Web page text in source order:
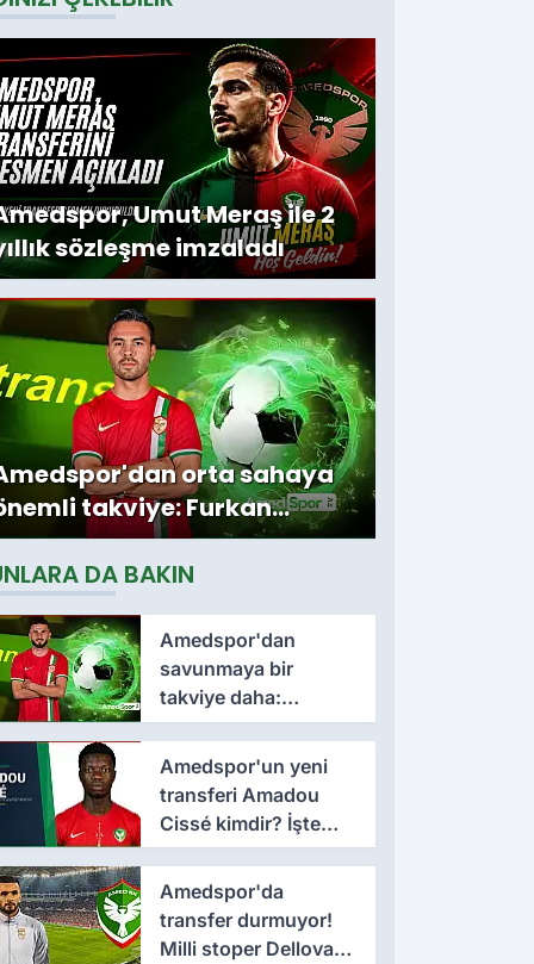
ile 3
imza
Umut Meraş ile 2
sözleşme imzaladı
orta sahaya
takviye: Furkan
ile sözleşme
DA BAKIN
Amedspor'dan
savunmaya bir
takviye daha:
Lumbardh Dellova ile
3 yıllık imza
Amedspor'un yeni
transferi Amadou
Cissé kimdir? İşte
kariyeri ve forma
giydiği takımlar
Amedspor'da
transfer durmuyor!
Milli stoper Dellova